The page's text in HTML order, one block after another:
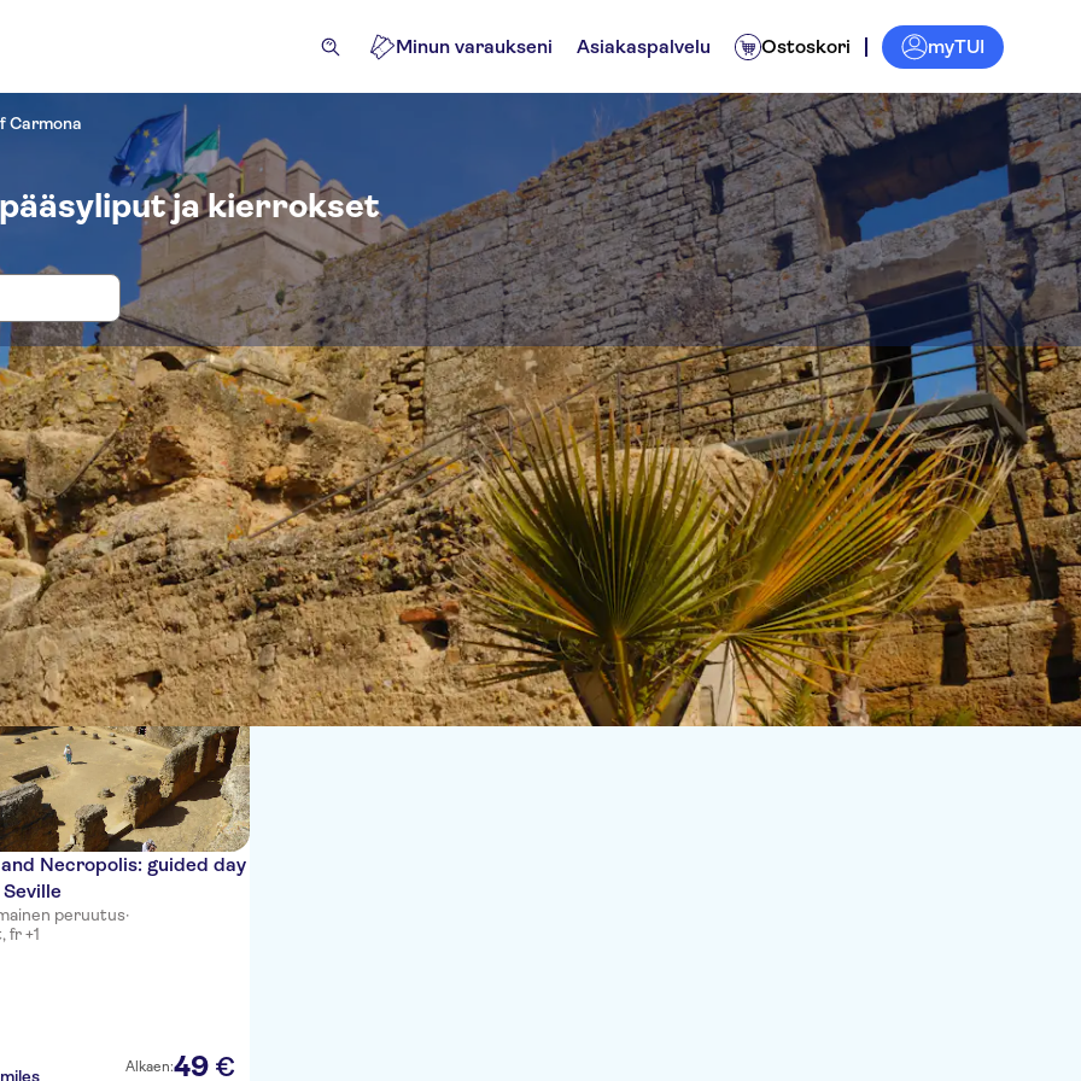
Minun varaukseni Asiakaspalvelu Ostoskori myTUI
Carmona
ja kierrokset
ja liput paikkaan Archaeological Site of Carmona
Nähtävyydet ja opastetut retket Retket
Necropolis: guided day
peruutus·
fr +1
Alkaen:49 €